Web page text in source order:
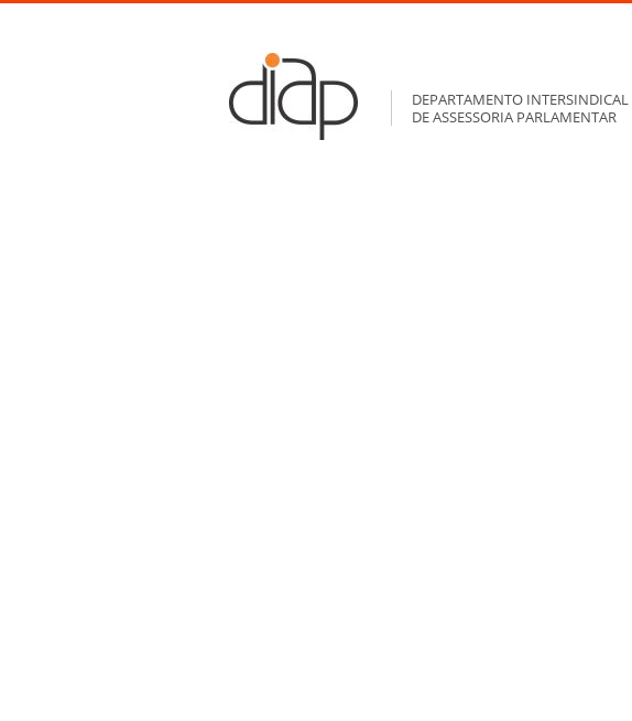
DEPARTAMENTO INTERSINDICAL
DE ASSESSORIA PARLAMENTAR